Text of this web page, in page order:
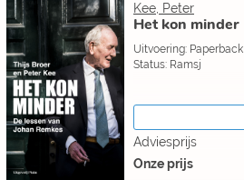
Kee, Peter
Het kon minder
Uitvoering: Paperback
Status: Ramsj
Adviesprijs
Onze prijs